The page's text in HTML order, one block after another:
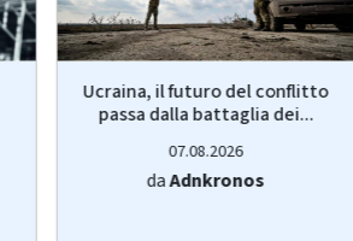
Ucraina, il futuro del conflitto
passa dalla battaglia dei...
07.08.2026
daAdnkronos